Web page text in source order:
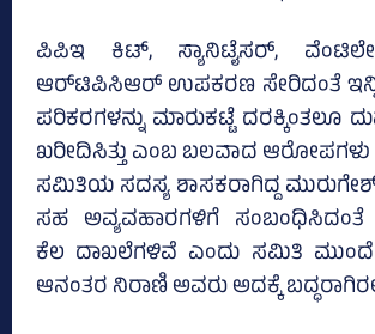
ಪಿಪಿಇ ಕಿಟ್‌, ಸ್ಯಾನಿಟೈಸರ್‌,
ಆರ್‌ಟಿಪಿಸಿಆರ್‌ ಉಪಕರಣ ಸೇರಿದಂತೆ
ಪರಿಕರಗಳನ್ನು ಮಾರುಕಟ್ಟೆ ದರಕ್ಕಿಂತಲೂ
ಖರೀದಿಸಿತ್ತು ಎಂಬ ಬಲವಾದ ಆರೋಪಗಳು
ಸಮಿತಿಯ ಸದಸ್ಯ ಶಾಸಕರಾಗಿದ್ದ
ಸಹ ಅವ್ಯವಹಾರಗಳಿಗೆ ಸಂಬಂಧಿಸಿದಂತೆ
ಕೆಲ ದಾಖಲೆಗಳಿವೆ ಎಂದು ಸಮಿತಿ ಮುಂದೆ
ಆನಂತರ ನಿರಾಣಿ ಅವರು ಅದಕ್ಕೆ